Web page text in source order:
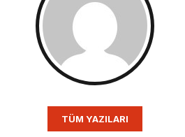
TÜM YAZILARI